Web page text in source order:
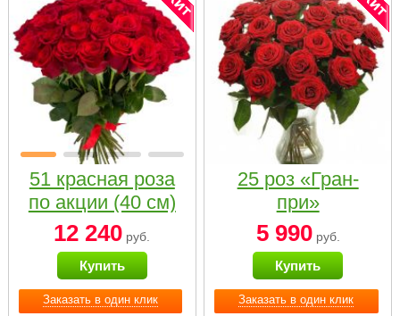
Заказать в один клик
51 красная роза
по акции (40 см)
12 240 руб.
Купить
Заказать в один клик
25 роз «Гран-
при»
5 990руб.
Купить